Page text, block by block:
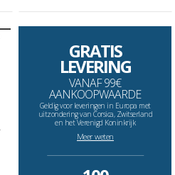
GRATIS
LEVERING
VANAF 99€
AANKOOPWAARDE
Geldig voor leveringen in Europa met
uitzondering van Corsica, Zwitserland
en het Verenigd Koninkrijk
Meer weten
--------------------------------------------------------------------